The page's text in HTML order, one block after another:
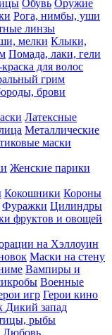
Обувь Оружие
Рога, нимбы, уши
линзы
мелки Клыки,
Помада, лаки, гели
для волос
грим
брови
Латексные
Металлические
маски
Женские парики
Кокошники Короны
Фуражки Цилиндры
фруктов и овощей
на Хэллоуин
Маски на стену
Вампиры и
Военные
игр Герои кино
Дикий запад
рыбы
Любовь